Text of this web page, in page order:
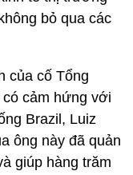
bỏ qua các
của cố Tổng
cảm hứng với
Brazil, Luiz
ông này đã quản
giúp hàng trăm